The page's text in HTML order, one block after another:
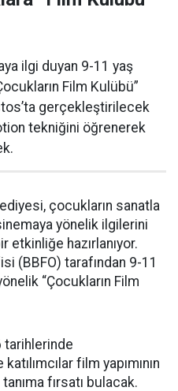
ilgi duyan 9-11 yaş
Film Kulübü”
gerçekleştirilecek
tekniğini öğrenerek
çocukların sanatla
yönelik ilgilerini
etkinliğe hazırlanıyor.
(BBFO) tarafından 9-11
“Çocukların Film
tarihlerinde
film yapımının
fırsatı bulacak.